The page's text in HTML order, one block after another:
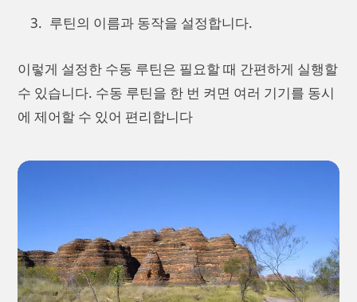
루틴의 이름과 동작을 설정합니다.
이렇게 설정한 수동 루틴은 필요할 때 간편하게 실행할
수 있습니다. 수동 루틴을 한 번 켜면 여러 기기를 동시
에 제어할 수 있어 편리합니다